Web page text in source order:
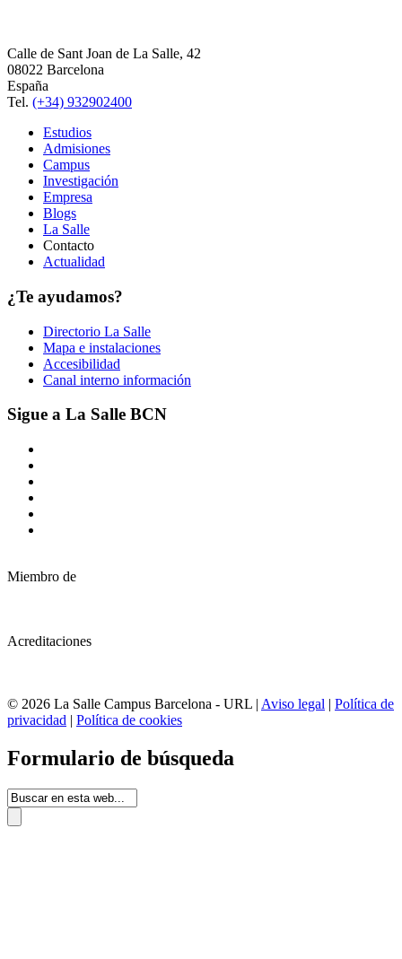
Calle de Sant Joan de La Salle, 42
08022 Barcelona
España
Tel. (+34) 932902400
Estudios
Admisiones
Campus
Investigación
Empresa
Blogs
La Salle
Contacto
Actualidad
¿Te ayudamos?
Directorio La Salle
Mapa e instalaciones
Accesibilidad
Canal interno información
Sigue a La Salle BCN
Miembro de
Acreditaciones
© 2026 La Salle Campus Barcelona - URL | Aviso legal | Política de
privacidad | Política de cookies
Formulario de búsqueda